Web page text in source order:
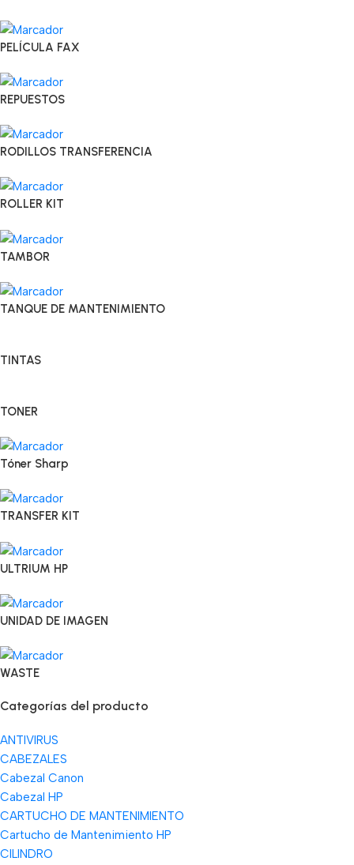
PELÍCULA FAX
REPUESTOS
RODILLOS TRANSFERENCIA
ROLLER KIT
TAMBOR
TANQUE DE MANTENIMIENTO
TINTAS
TONER
Tóner Sharp
TRANSFER KIT
ULTRIUM HP
UNIDAD DE IMAGEN
WASTE
Categorías del producto
ANTIVIRUS
CABEZALES
Cabezal Canon
Cabezal HP
CARTUCHO DE MANTENIMIENTO
Cartucho de Mantenimiento HP
CILINDRO